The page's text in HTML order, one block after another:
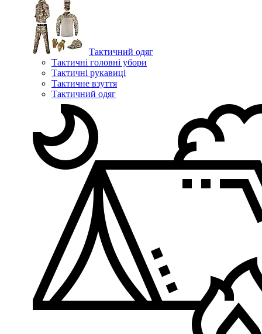
Тактичний одяг
Тактичні головні убори
Тактичні рукавиці
Тактичне взуття
Тактичний одяг